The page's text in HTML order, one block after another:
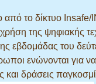
το δίκτυο Insafe/
της ψηφιακής
εβδομάδας του
ενώνονται για
και δράσεις